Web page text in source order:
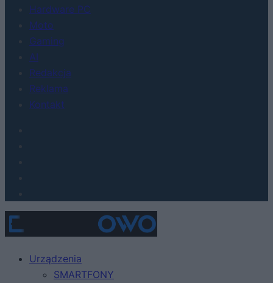
Hardware PC
Moto
Gaming
AI
Redakcja
Reklama
Kontakt
Urządzenia
SMARTFONY